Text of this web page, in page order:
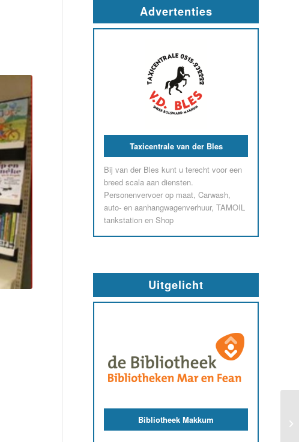
Advertenties
Taxicentrale van der Bles
Bij van der Bles kunt u terecht voor een
breed scala aan diensten.
Personenvervoer op maat, Carwash,
auto- en aanhangwagenverhuur, TAMOIL
tankstation en Shop
Uitgelicht
Bibliotheek Makkum